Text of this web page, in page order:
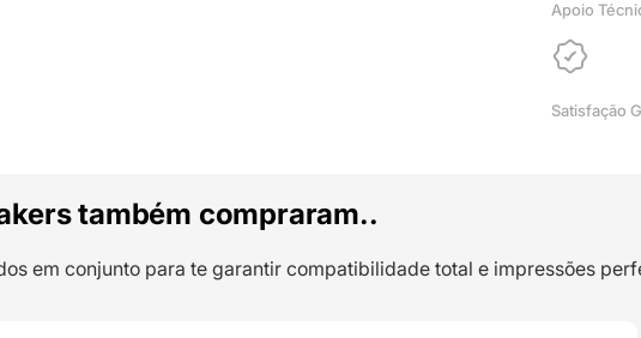
Apoio
Satisfação
também compraram..
em conjunto para te garantir compatibilidade total e impressões